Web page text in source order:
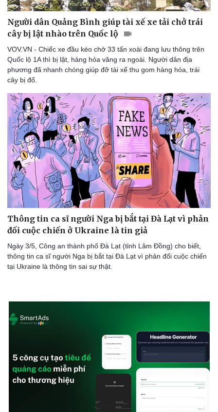
Người dân Quảng Bình giúp tài xế xe tải chở trái
cây bị lật nhào trên Quốc lộ
VOV.VN - Chiếc xe đầu kéo chở 33 tấn xoài đang lưu thông trên
Quốc lộ 1A thì bị lật, hàng hóa văng ra ngoài. Người dân địa
phương đã nhanh chóng giúp đỡ tài xế thu gom hàng hóa, trái
cây bị đổ.
Thông tin ca sĩ người Nga bị bắt tại Đà Lạt vì phản
đối cuộc chiến ở Ukraine là tin giả
Ngày 3/5, Công an thành phố Đà Lạt (tỉnh Lâm Đồng) cho biết,
thông tin ca sĩ người Nga bị bắt tại Đà Lạt vì phản đối cuộc chiến
tại Ukraine là thông tin sai sự thật.